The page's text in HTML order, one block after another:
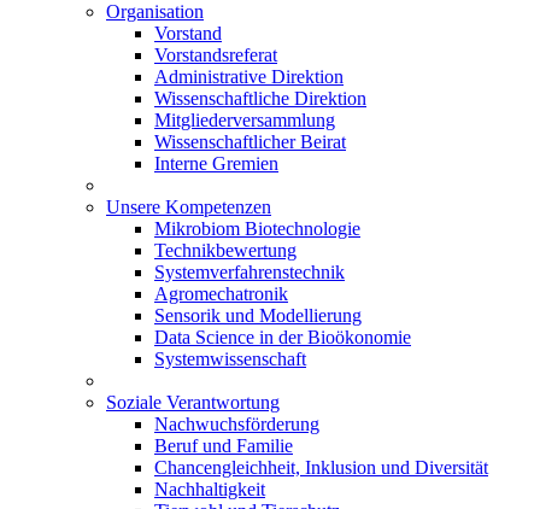
Organisation
Vorstand
Vorstandsreferat
Administrative Direktion
Wissenschaftliche Direktion
Mitgliederversammlung
Wissenschaftlicher Beirat
Interne Gremien
Unsere Kompetenzen
Mikrobiom Biotechnologie
Technikbewertung
Systemverfahrenstechnik
Agromechatronik
Sensorik und Modellierung
Data Science in der Bioökonomie
Systemwissenschaft
Soziale Verantwortung
Nachwuchsförderung
Beruf und Familie
Chancengleichheit, Inklusion und Diversität
Nachhaltigkeit